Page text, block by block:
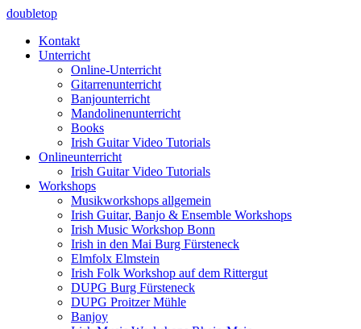
doubletop
Kontakt
Unterricht
Online-Unterricht
Gitarrenunterricht
Banjounterricht
Mandolinenunterricht
Books
Irish Guitar Video Tutorials
Onlineunterricht
Irish Guitar Video Tutorials
Workshops
Musikworkshops allgemein
Irish Guitar, Banjo & Ensemble Workshops
Irish Music Workshop Bonn
Irish in den Mai Burg Fürsteneck
Elmfolx Elmstein
Irish Folk Workshop auf dem Rittergut
DUPG Burg Fürsteneck
DUPG Proitzer Mühle
Banjoy